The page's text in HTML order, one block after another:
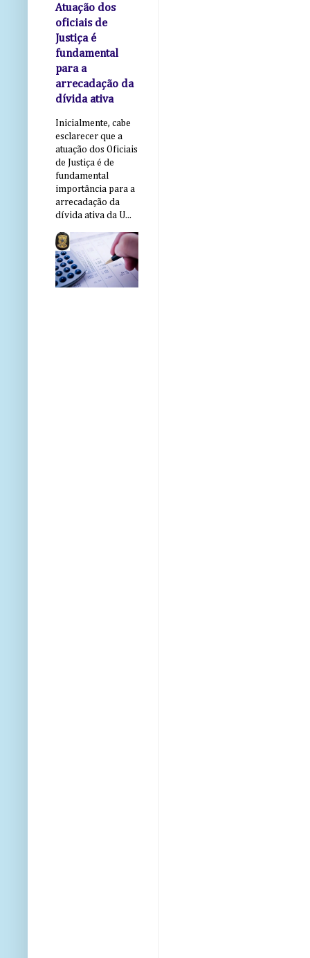
Atuação dos
oficiais de
Justiça é
fundamental
para a
arrecadação da
dívida ativa
Inicialmente, cabe
esclarecer que a
atuação dos Oficiais
de Justiça é de
fundamental
importância para a
arrecadação da
dívida ativa da U...